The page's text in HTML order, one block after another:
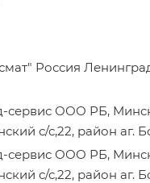
Россия
сервис ООО РБ,
с/с,22, район аг.
сервис ООО РБ,
с/с,22, район аг.